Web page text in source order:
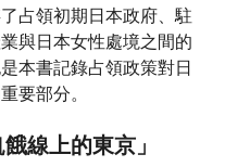
占領初期日本政府、駐
與日本女性處境之間的
本書記錄占領政策對日
要部分。
線上的東京」